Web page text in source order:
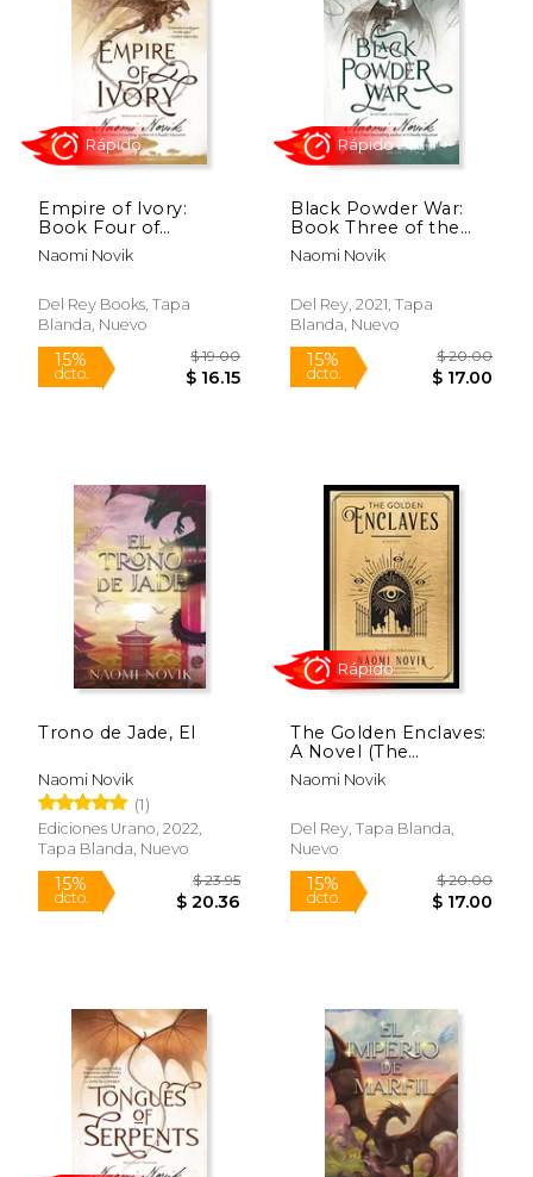
$ 17.00
Rápido Rápido
Empire of Ivory:
Book Four of
Temeraire (en Inglés)
Naomi Novik
Del Rey Books, Tapa
Blanda, Nuevo
15%
dcto. $ 16.15
Rápido
Black Powder War:
Book Three of the
Temeraire (en Inglés)
Naomi Novik
Del Rey, 2021, Tapa
Blanda, Nuevo
15%
dcto.
Trono de Jade, El
Naomi Novik
(1)
Ediciones Urano, 2022,
Tapa Blanda, Nuevo
The Golden Enclaves:
A Novel (The
Scholomance) (en
Inglés)
Naomi Novik
Del Rey, Tapa Blanda,
Nuevo